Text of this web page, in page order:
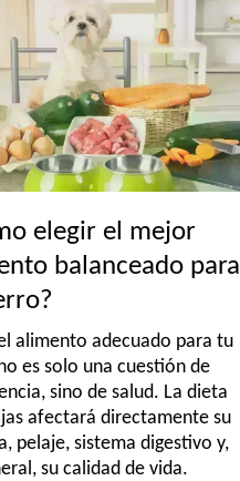
elegir el mejor
balanceado para
alimento adecuado para tu
es solo una cuestión de
sino de salud. La dieta
afectará directamente su
pelaje, sistema digestivo y,
su calidad de vida.